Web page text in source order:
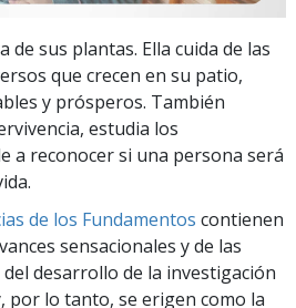
de sus plantas. Ella cuida de las
que crecen en su patio,
y prósperos. También
estudia los
a reconocer si una persona será
de los Fundamentos contienen
sensacionales y de las
desarrollo de la investigación
por lo tanto, se erigen como la